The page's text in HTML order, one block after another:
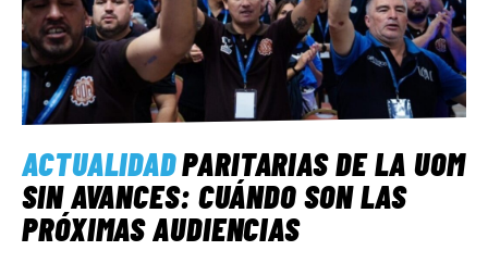
ACTUALIDADPARITARIAS DE LA UOM
SIN AVANCES: CUÁNDO SON LAS
PRÓXIMAS AUDIENCIAS